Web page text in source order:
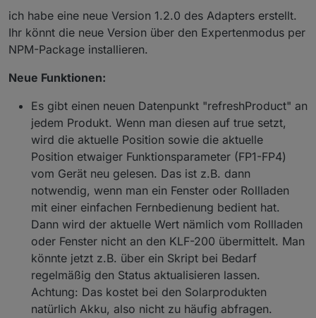
ich habe eine neue Version 1.2.0 des Adapters erstellt.
Ihr könnt die neue Version über den Expertenmodus per
NPM-Package installieren.
Neue Funktionen:
Es gibt einen neuen Datenpunkt "refreshProduct" an
jedem Produkt. Wenn man diesen auf true setzt,
wird die aktuelle Position sowie die aktuelle
Position etwaiger Funktionsparameter (FP1-FP4)
vom Gerät neu gelesen. Das ist z.B. dann
notwendig, wenn man ein Fenster oder Rollladen
mit einer einfachen Fernbedienung bedient hat.
Dann wird der aktuelle Wert nämlich vom Rollladen
oder Fenster nicht an den KLF-200 übermittelt. Man
könnte jetzt z.B. über ein Skript bei Bedarf
regelmäßig den Status aktualisieren lassen.
Achtung: Das kostet bei den Solarprodukten
natürlich Akku, also nicht zu häufig abfragen.